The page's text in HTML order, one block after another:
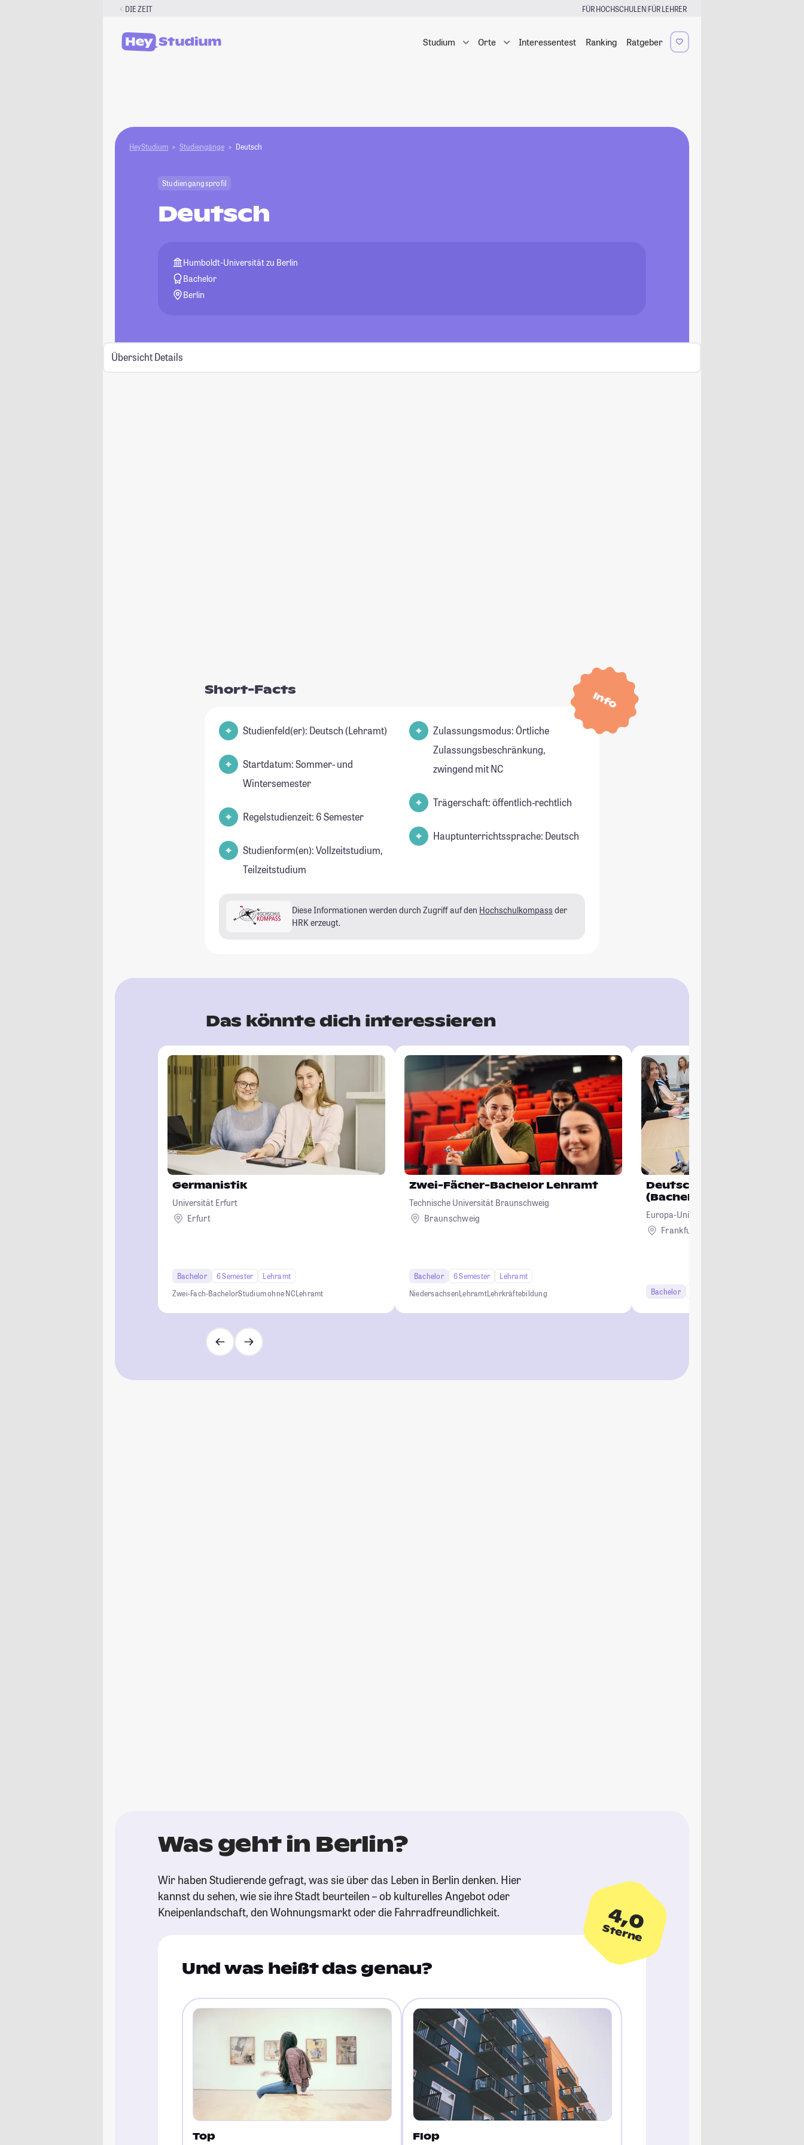
DIE ZEIT FÜR HOCHSCHULEN|FÜR LEHRER
Studium Orte Interessentest Ranking Ratgeber
HeyStudium Studiengänge Deutsch
Studiengangsprofil
Deutsch
Humboldt-Universität zu Berlin
Bachelor
Berlin
Übersicht Details
Info
Short-Facts
Studienfeld(er): Deutsch (Lehramt)
Startdatum: Sommer- und
Wintersemester
Regelstudienzeit: 6 Semester
Studienform(en): Vollzeitstudium,
Teilzeitstudium
Zulassungsmodus: Örtliche
Zulassungsbeschränkung,
zwingend mit NC
Trägerschaft: öffentlich-rechtlich
Hauptunterrichtssprache: Deutsch
Diese Informationen werden durch Zugriff auf den Hochschulkompass der
HRK erzeugt.
Das könnte dich interessieren
Germanistik
Universität Erfurt
Erfurt
Bachelor 6 Semester
Lehramt
Zwei-Fach-BachelorStudium ohne NCLehramt
Zwei-Fächer-Bachelor Lehramt
Technische Universität Braunschweig
Braunschweig
Bachelor 6 Semester
Lehramt
NiedersachsenLehramtLehrkräftebildung
Deutsch-Polnisches
(Bachelor)
Europa-Universität Viadrina Frankfurt
Frankfurt (Oder)
Bachelor
Was geht in Berlin?
Wir haben Studierende gefragt, was sie über das Leben in Berlin denken. Hier
kannst du sehen, wie sie ihre Stadt beurteilen – ob kulturelles Angebot oder
Kneipenlandschaft, den Wohnungsmarkt oder die Fahrradfreundlichkeit.
4,0
Sterne
Und was heißt das genau?
Top Flop